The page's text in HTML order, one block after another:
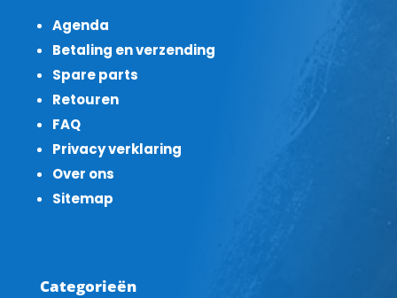
Agenda
Betaling en verzending
Spare parts
Retouren
FAQ
Privacy verklaring
Over ons
Sitemap
Categorieën